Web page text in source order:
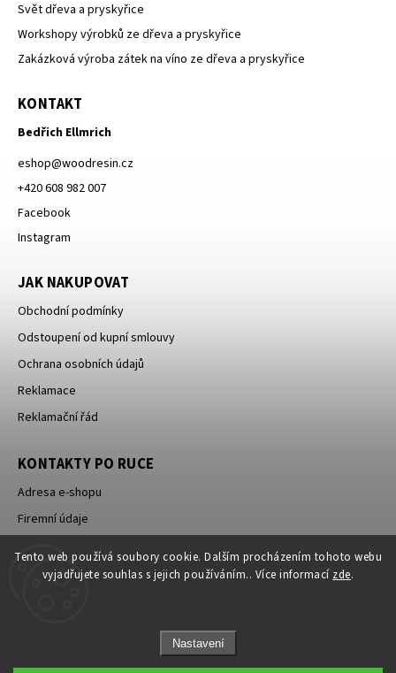
Tento web používá soubory cookie. Dalším procházením tohoto webu
vyjadřujete souhlas s jejich používáním.. Více informací zde.
Nastavení
Svět dřeva a pryskyřice
Workshopy výrobků ze dřeva a pryskyřice
Zakázková výroba zátek na víno ze dřeva a pryskyřice
KONTAKT
Bedřich Ellmrich
eshop@woodresin.cz
+420 608 982 007
Facebook
Instagram
JAK NAKUPOVAT
Obchodní podmínky
Odstoupení od kupní smlouvy
Ochrana osobních údajů
Reklamace
Reklamační řád
KONTAKTY PO RUCE
Adresa e-shopu
Firemní údaje